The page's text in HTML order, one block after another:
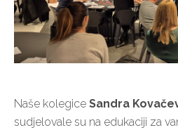
Naše kolegice Sandra
sudjelovale su na edukaciji za